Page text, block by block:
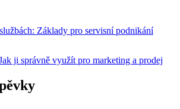
Základy pro servisní podnikání
ji správně využít pro marketing a prodej